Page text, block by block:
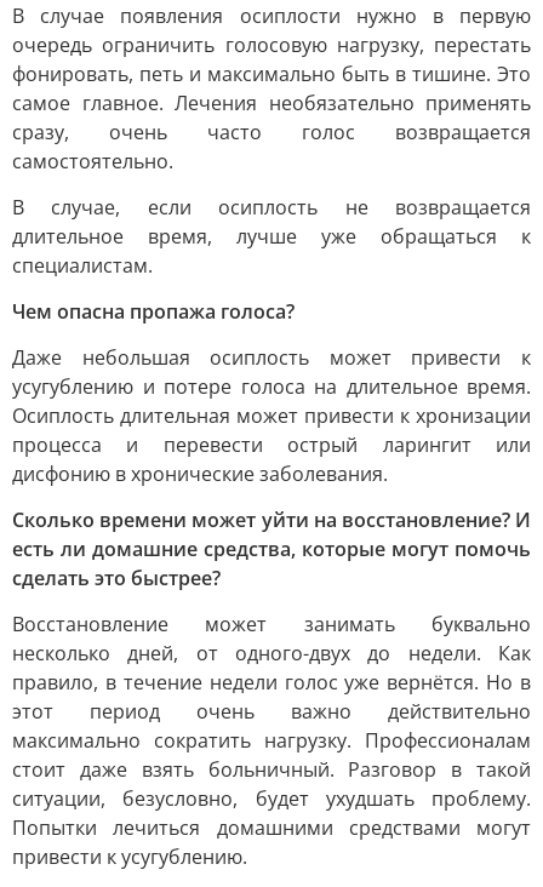
В случае появления осиплости нужно в первую
очередь ограничить голосовую нагрузку, перестать
фонировать, петь и максимально быть в тишине. Это
самое главное. Лечения необязательно применять
сразу, очень часто голос возвращается
самостоятельно.
В случае, если осиплость не возвращается
длительное время, лучше уже обращаться к
специалистам.
Чем опасна пропажа голоса?
Даже небольшая осиплость может привести к
усугублению и потере голоса на длительное время.
Осиплость длительная может привести к хронизации
процесса и перевести острый ларингит или
дисфонию в хронические заболевания.
Сколько времени может уйти на восстановление? И
есть ли домашние средства, которые могут помочь
сделать это быстрее?
Восстановление может занимать буквально
несколько дней, от одного-двух до недели. Как
правило, в течение недели голос уже вернётся. Но в
этот период очень важно действительно
максимально сократить нагрузку. Профессионалам
стоит даже взять больничный. Разговор в такой
ситуации, безусловно, будет ухудшать проблему.
Попытки лечиться домашними средствами могут
привести к усугублению.